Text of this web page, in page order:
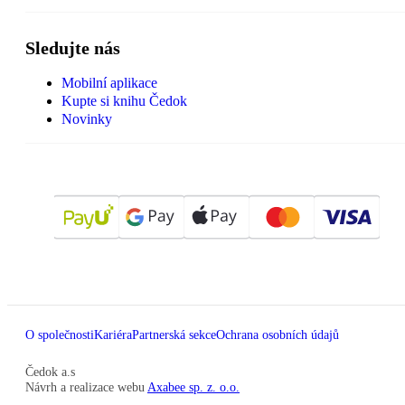
Sledujte nás
Mobilní aplikace
Kupte si knihu Čedok
Novinky
O společnostiKariéraPartnerská sekceOchrana osobních údajů
Čedok a.s
Návrh a realizace webu Axabee sp. z. o.o.